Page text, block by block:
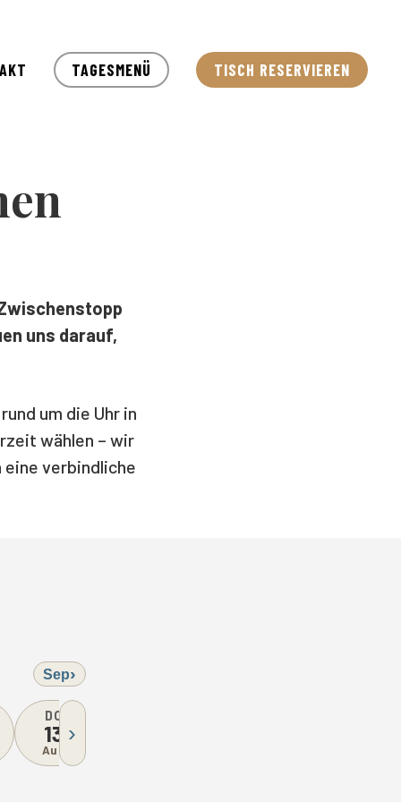
TAGESMENÜ TISCH RESERVIEREN
uns darauf,
um die Uhr in
wählen – wir
eine verbindliche
Sep›
DO
13
Aug
›
Vorname *